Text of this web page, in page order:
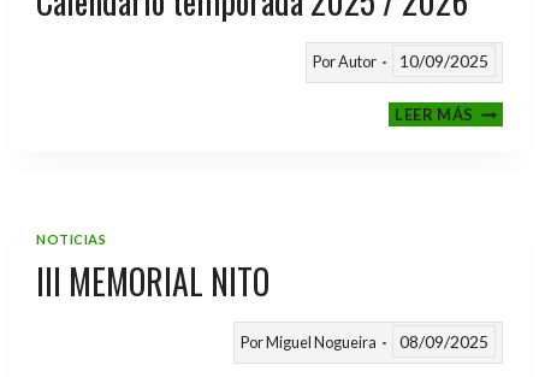
PorAutor 10/09/2025
LEER MÁS
NOTICIAS
III MEMORIAL NITO
PorMiguel Nogueira 08/09/2025